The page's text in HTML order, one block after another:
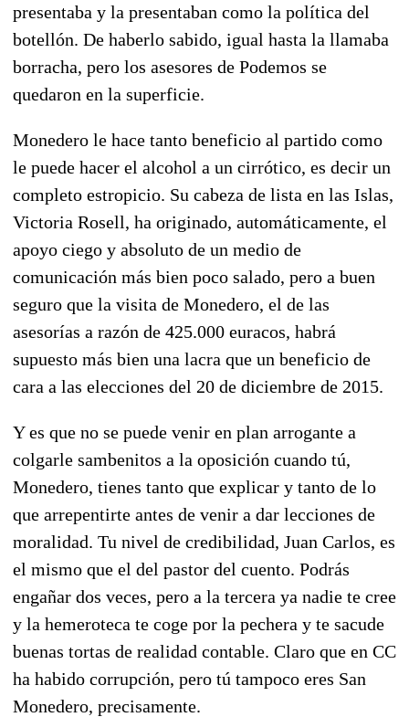
presentaba y la presentaban como la política del
botellón. De haberlo sabido, igual hasta la llamaba
borracha, pero los asesores de Podemos se
quedaron en la superficie.
Monedero le hace tanto beneficio al partido como
le puede hacer el alcohol a un cirrótico, es decir un
completo estropicio. Su cabeza de lista en las Islas,
Victoria Rosell, ha originado, automáticamente, el
apoyo ciego y absoluto de un medio de
comunicación más bien poco salado, pero a buen
seguro que la visita de Monedero, el de las
asesorías a razón de 425.000 euracos, habrá
supuesto más bien una lacra que un beneficio de
cara a las elecciones del 20 de diciembre de 2015.
Y es que no se puede venir en plan arrogante a
colgarle sambenitos a la oposición cuando tú,
Monedero, tienes tanto que explicar y tanto de lo
que arrepentirte antes de venir a dar lecciones de
moralidad. Tu nivel de credibilidad, Juan Carlos, es
el mismo que el del pastor del cuento. Podrás
engañar dos veces, pero a la tercera ya nadie te cree
y la hemeroteca te coge por la pechera y te sacude
buenas tortas de realidad contable. Claro que en CC
ha habido corrupción, pero tú tampoco eres San
Monedero, precisamente.